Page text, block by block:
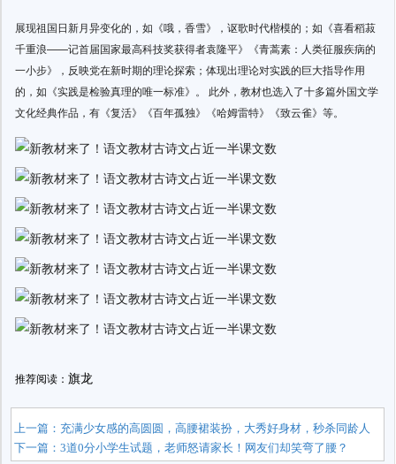
展现祖国日新月异变化的，如《哦，香雪》，讴歌时代楷模的；如《喜看稻菽
千重浪——记首届国家最高科技奖获得者袁隆平》《青蒿素：人类征服疾病的
一小步》，反映党在新时期的理论探索；体现出理论对实践的巨大指导作用
的，如《实践是检验真理的唯一标准》。 此外，教材也选入了十多篇外国文学
文化经典作品，有《复活》《百年孤独》《哈姆雷特》《致云雀》等。
推荐阅读： 旗龙
上一篇： 充满少女感的高圆圆，高腰裙装扮，大秀好身材，秒杀同龄人
下一篇：3道0分小学生试题，老师怒请家长！网友们却笑弯了腰？